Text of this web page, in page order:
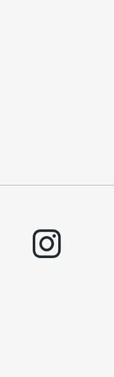
instagram